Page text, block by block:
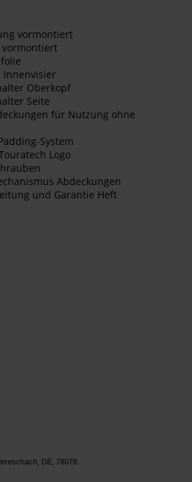
vormontiert
Innenvisier
Oberkopf
Seite
für Nutzung ohne
System
Logo
Abdeckungen
und Garantie Heft
DE, 78078